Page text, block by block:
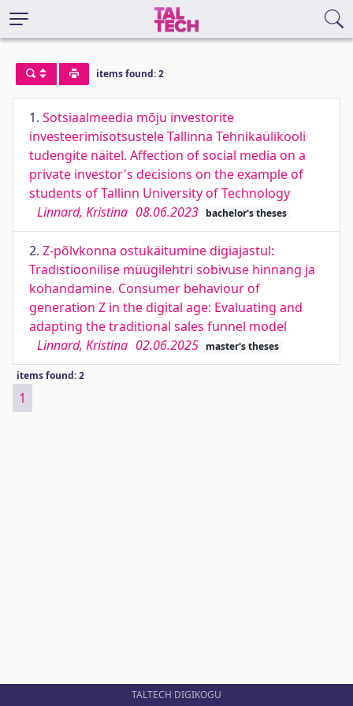
items found: 2
1. Sotsiaalmeedia mõju investorite
investeerimisotsustele Tallinna Tehnikaülikooli
tudengite näitel. Affection of social media on a
private investor's decisions on the example of
students of Tallinn University of Technology
Linnard, Kristina 08.06.2023 bachelor's theses
2. Z-põlvkonna ostukäitumine digiajastul:
Tradistioonilise müügilehtri sobivuse hinnang ja
kohandamine. Consumer behaviour of
generation Z in the digital age: Evaluating and
adapting the traditional sales funnel model
Linnard, Kristina 02.06.2025 master's theses
items found: 2
1
TALTECH DIGIKOGU